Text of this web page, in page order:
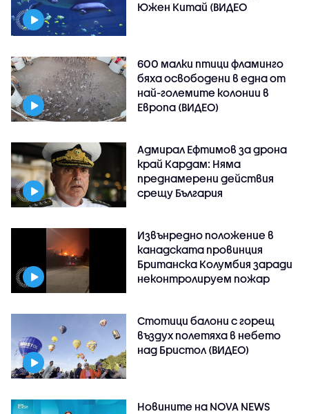
Южен Китай (ВИДЕО
600 малки птици фламинго
бяха освободени в една от
най-големите колонии в
Европа (ВИДЕО)
Адмирал Ефтимов за дрона
край Кардам: Няма
преднамерени действия
срещу България
Извънредно положение в
канадската провинция
Британска Колумбия заради
неконтролируем пожар
Стотици балони с горещ
въздух полетяха в небето
над Бристол (ВИДЕО)
Новините на NOVA NEWS